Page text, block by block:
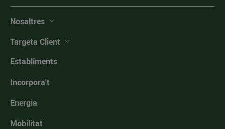
Nosaltres
Targeta Client
Establiments
Incorpora't
Energia
Mobilitat